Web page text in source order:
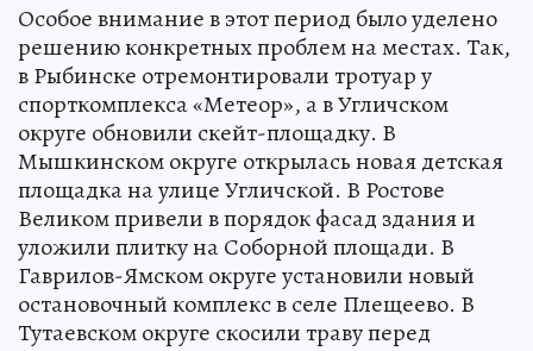
Особое внимание в этот период было уделено
решению конкретных проблем на местах. Так,
в Рыбинске отремонтировали тротуар у
спорткомплекса «Метеор», а в Угличском
округе обновили скейт-площадку. В
Мышкинском округе открылась новая детская
площадка на улице Угличской. В Ростове
Великом привели в порядок фасад здания и
уложили плитку на Соборной площади. В
Гаврилов-Ямском округе установили новый
остановочный комплекс в селе Плещеево. В
Тутаевском округе скосили траву перед